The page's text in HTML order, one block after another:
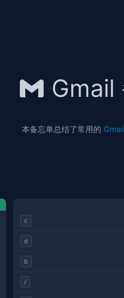
Gmail
本备忘单总结了常用的 Gmail
c
d
b
/